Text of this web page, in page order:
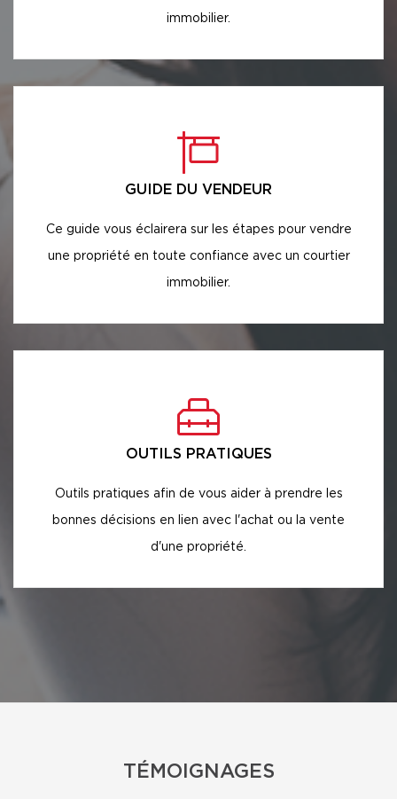
immobilier.
GUIDE DU VENDEUR
Ce guide vous éclairera sur les étapes pour vendre
une propriété en toute confiance avec un courtier
immobilier.
OUTILS PRATIQUES
Outils pratiques afin de vous aider à prendre les
bonnes décisions en lien avec l'achat ou la vente
d'une propriété.
TÉMOIGNAGES